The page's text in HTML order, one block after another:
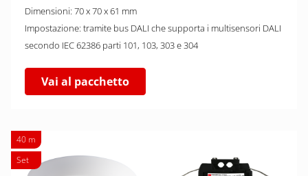
Dimensioni: 70 x 70 x 61 mm
Impostazione: tramite bus DALI che supporta i multisensori DALI
secondo IEC 62386 parti 101, 103, 303 e 304
Vai al pacchetto
40 m
Set